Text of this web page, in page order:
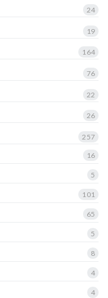
24
19
164
76
22
26
257
16
5
101
65
5
8
4
4